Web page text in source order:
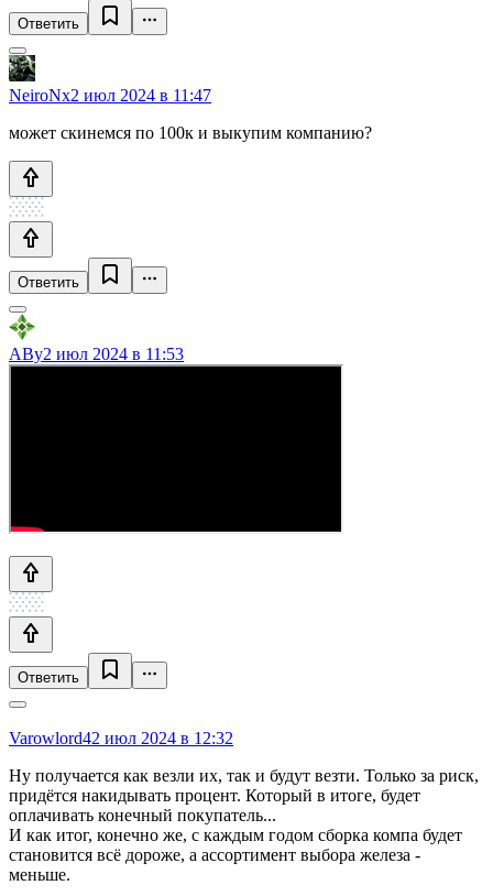
Ответить
NeiroNx2 июл 2024 в 11:47
может скинемся по 100к и выкупим компанию?
Ответить
ABy2 июл 2024 в 11:53
Ответить
Varowlord42 июл 2024 в 12:32
Ну получается как везли их, так и будут везти. Только за риск,
придётся накидывать процент. Который в итоге, будет
оплачивать конечный покупатель...
И как итог, конечно же, с каждым годом сборка компа будет
становится всё дороже, а ассортимент выбора железа -
меньше.